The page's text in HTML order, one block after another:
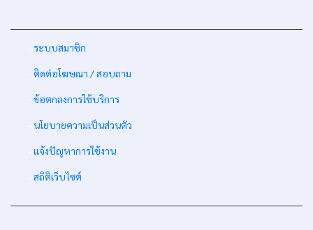
ระบบสมาชิก
ติดต่อโฆษณา / สอบถาม
ข้อตกลงการใช้บริการ
นโยบายความเป็นส่วนตัว
แจ้งปัญหาการใช้งาน
สถิติเว็บไซต์